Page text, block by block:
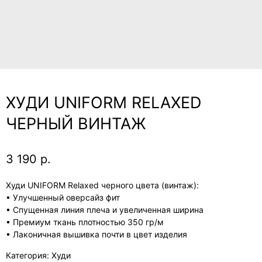
ХУДИ UNIFORM RELAXED
ЧЕРНЫЙ ВИНТАЖ
3 190 р.
Худи UNIFORM Relaxed черного цвета (винтаж):
• Улучшенный оверсайз фит
• Спущенная линия плеча и увеличенная ширина
• Премиум ткань плотностью 350 гр/м
• Лаконичная вышивка почти в цвет изделия
Категория: Худи